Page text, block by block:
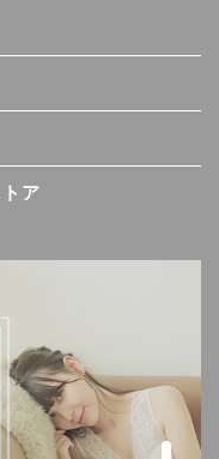
ア
ダイエット
プ（育乳）